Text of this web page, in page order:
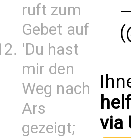
ruft zum
Gebet auf
'Du hast
mir den
Weg nach
Ars
gezeigt;
via